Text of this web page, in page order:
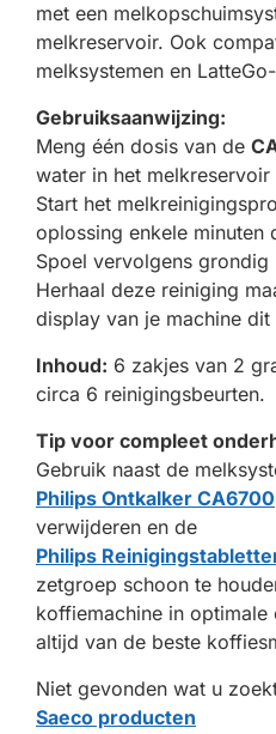
met een
melkreservoir. Ook
melksystemen en
Gebruiksaanwijzing:
Meng één dosis van de
water in het
Start het
oplossing enkele minuten
Spoel vervolgens grondig
Herhaal deze reiniging
display van je machine dit
Inhoud: 6 zakjes van 2
circa 6 reinigingsbeurten.
Tip voor compleet
Gebruik naast de
Philips Ontkalker CA6700
verwijderen en de
Philips
zetgroep schoon te
koffiemachine in optimale
altijd van de beste
Niet gevonden wat u
Saeco producten